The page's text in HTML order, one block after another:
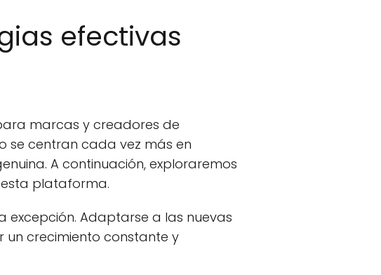
efectivas
marcas y creadores de
se centran cada vez más en
A continuación, exploraremos
plataforma.
excepción. Adaptarse a las nuevas
crecimiento constante y